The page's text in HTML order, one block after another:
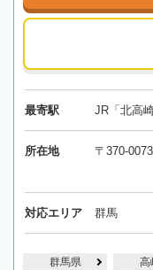
最寄駅 JR「北高
所在地 〒370-
対応エリア 群馬
群馬県 高